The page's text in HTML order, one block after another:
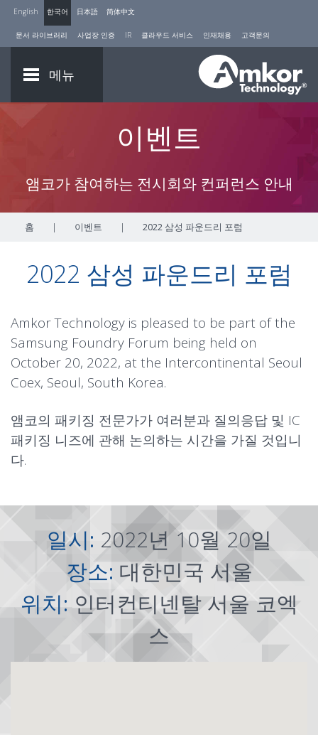
English 한국어 日本語 简体中文
문서 라이브러리 사업장 인증 IR 클라우드 서비스 인재채용 고객문의
메뉴
이벤트
앰코가 참여하는 전시회와 컨퍼런스 안내
홈 | 이벤트 | 2022 삼성 파운드리 포럼
2022 삼성 파운드리 포럼
Amkor Technology is pleased to be part of the
Samsung Foundry Forum being held on
October 20, 2022, at the Intercontinental Seoul
Coex, Seoul, South Korea.
앰코의 패키징 전문가가 여러분과 질의응답 및 IC
패키징 니즈에 관해 논의하는 시간을 가질 것입니
다.
일시: 2022년 10월 20일
장소:대한민국 서울
위치: 인터컨티넨탈 서울 코엑
스